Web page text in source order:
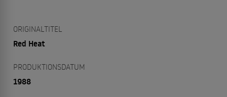
ORIGINALTITEL
Red Heat
PRODUKTIONSDATUM
1988